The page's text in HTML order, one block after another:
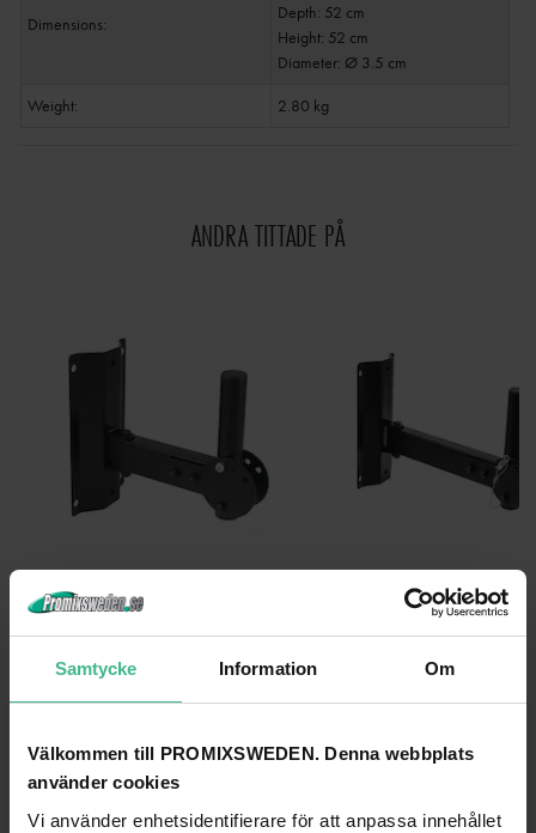
Samtycke Information Om
Välkommen till PROMIXSWEDEN. Denna webbplats
använder cookies
Vi använder enhetsidentifierare för att anpassa innehållet
Dimensions:
Depth: 52 cm
Height: 52 cm
Diameter: Ø 3.5 cm
Weight:
2.80 kg
ANDRA TITTADE PÅ
OMNITRONIC WH-1 WALL MOUNTING 30 KG MAX
581 kr
GÅ TILL PRODUKT
OMNITRONIC WH-1L WALL MOUNTING 25
560 kr
ANDRA KUNDER KÖPTE OCKSÅ